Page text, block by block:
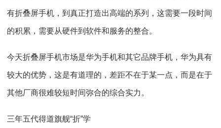
有折叠屏手机，到真正打造出高端的系列，这需要一段时间
的积累，需要从硬件到软件和服务的整合。
今天折叠屏手机市场是华为手机和其它品牌手机，华为具有
较大的优势，这是有道理的，差距不在于某一点，而是在于
其他厂商很难较短时间弥合的综合实力。
三年五代得道旗舰“折”学